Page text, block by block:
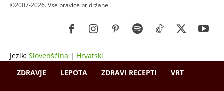
©2007-2026. Vse pravice pridržane.
Jezik: Slovenščina | Hrvatski
ZDRAVJE
LEPOTA ZDRAVI RECEPTI VRT